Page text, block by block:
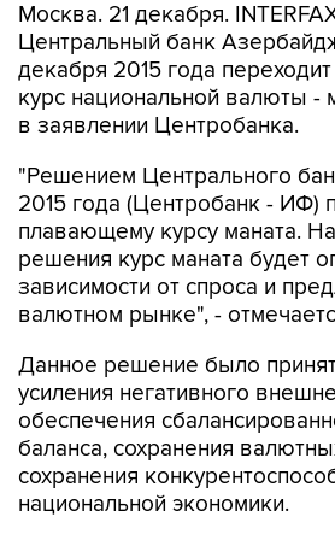
Москва. 21 декабря.
Центральный банк
декабря 2015 года
курс национальной валюты -
в заявлении Центробанка.
"Решением Центрального
2015 года (Центробанк - ИФ)
плавающему курсу маната.
решения курс маната будет
зависимости от спроса и
валютном рынке", -
Данное решение было
усиления негативного
обеспечения
баланса, сохранения
сохранения
национальной экономики.